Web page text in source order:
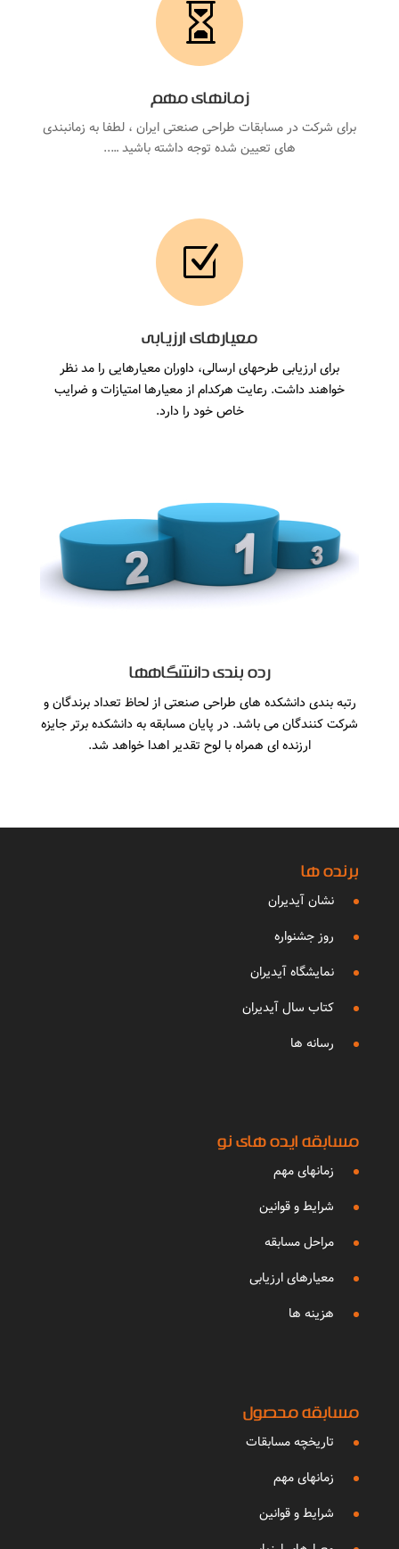

زمانهای مهم
برای شرکت در مسابقات طراحی صنعتی ایران ، لطفا به زمانبندی
های تعیین شده توجه داشته باشید …..
Z
معیارهای ارزیابی
برای ارزیابی طرحهای ارسالی، داوران معیارهایی را مد نظر
خواهند داشت. رعایت هرکدام از معیارها امتیازات و ضرایب
خاص خود را دارد.
رده بندی دانشگاهها
رتبه بندی دانشکده های طراحی صنعتی از لحاظ تعداد برندگان و
شرکت کنندگان می باشد. در پایان مسابقه به دانشکده برتر جایزه
ارزنده ای همراه با لوح تقدیر اهدا خواهد شد.
برنده ها
نشان آیدیران
روز جشنواره
نمایشگاه آیدیران
کتاب سال آیدیران
رسانه ها
مسابقه ایده های نو
زمانهای مهم
شرایط و قوانین
مراحل مسابقه
معیارهای ارزیابی
هزینه ها
مسابقه محصول
تاریخچه مسابقات
زمانهای مهم
شرایط و قوانین